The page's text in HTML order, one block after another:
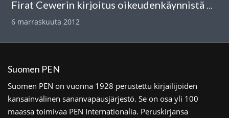
Firat Cewerin kirjoitus oikeudenkäynnistä Diyarbakirissa
6 marraskuuta 2012
Suomen PEN
Suomen PEN on vuonna 1928 perustettu kirjailijoiden
kansainvälinen sananvapausjärjestö. Se on osa yli 100
maassa toimivaa PEN Internationalia. Peruskirjansa